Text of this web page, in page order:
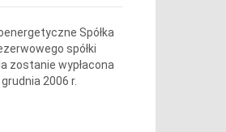
Spółka
spółki
zostanie wypłacona
2006 r.